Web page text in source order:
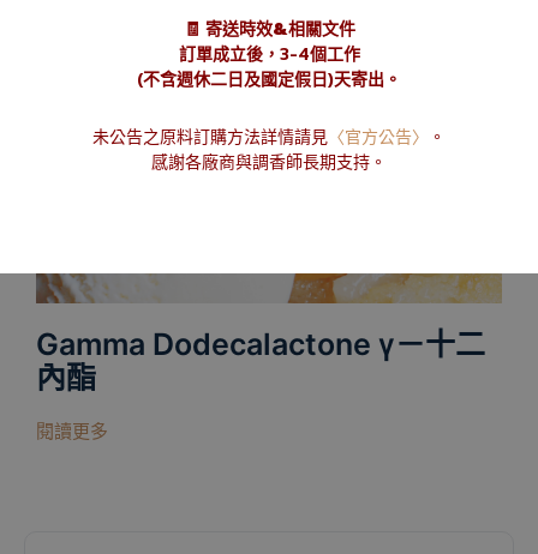
Gamma Dodecalactone γ－十二
內酯
閱讀更多
🧾 寄送時效&相關文件
訂單成立後，3-4個工作
(不含週休二日及國定假日)天寄出。
未公告之原料訂購方法詳情請見 〈官方公告〉
。
感謝各廠商與調香師長期支持。